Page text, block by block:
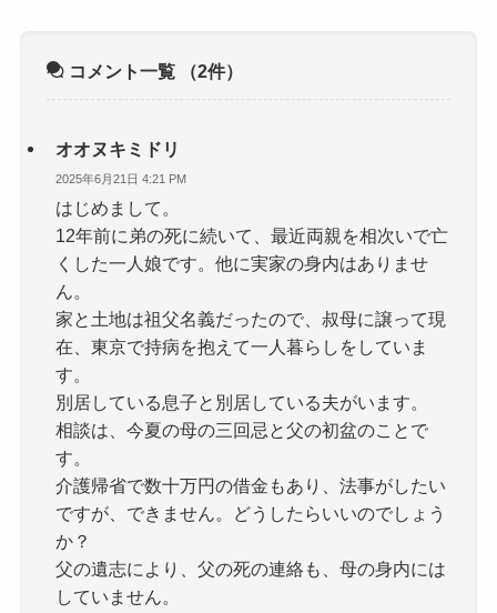
コメント一覧 （2件）
オオヌキミドリ
2025年6月21日 4:21 PM
はじめまして。
12年前に弟の死に続いて、最近両親を相次いで亡
くした一人娘です。他に実家の身内はありませ
ん。
家と土地は祖父名義だったので、叔母に譲って現
在、東京で持病を抱えて一人暮らしをしていま
す。
別居している息子と別居している夫がいます。
相談は、今夏の母の三回忌と父の初盆のことで
す。
介護帰省で数十万円の借金もあり、法事がしたい
ですが、できません。どうしたらいいのでしょう
か？
父の遺志により、父の死の連絡も、母の身内には
していません。